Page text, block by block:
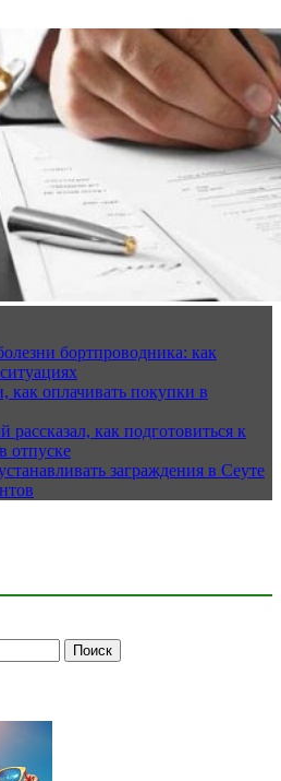
бортпроводника: как
как оплачивать покупки в
рассказал, как подготовиться к
отпуске
заграждения в Сеуте